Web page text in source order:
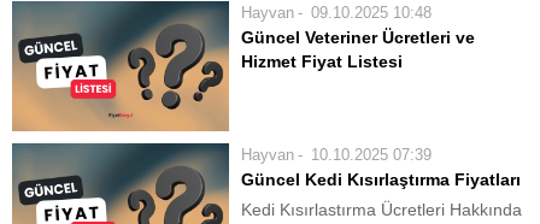
Hayvan 09.10.2025 10:48
Güncel Veteriner Ücretleri ve
Hizmet Fiyat Listesi
veteriner hizmetleri için ödenmesi
gereken ücretlerdir. Kedi ve
köpeklerin rutin sağlık kontrolleri,
Hayvan 10.10.2025 07:39
Güncel Kedi Kısırlaştırma Fiyatları
Kedi Kısırlaştırma Ücretleri Hakkında